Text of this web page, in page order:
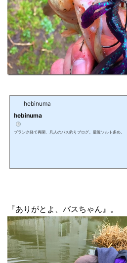
hebinuma
hebinuma
ブランク経て再開、凡人のバス釣りブログ。最近ソルト多め。
『ありがとよ、バスちゃん』。